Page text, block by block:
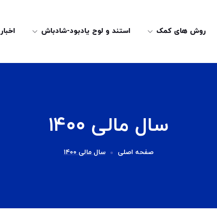
روش های کمک استند و لوح یادبود-شادباش اخبار
سال مالی ۱۴۰۰
صفحه اصلی سال مالی ۱۴۰۰